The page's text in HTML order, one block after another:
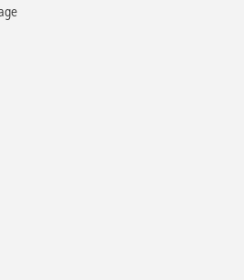
Architects
im
bietet ShowMotion GmbH neben
und dem